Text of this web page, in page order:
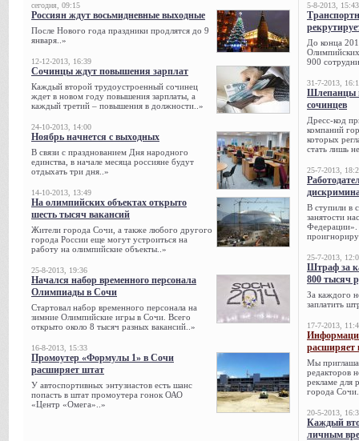
сегодня, 09:15
Россиян ждут восьмидневные выходные
После Нового года праздники продлятся до 9
января..»
12-12-2013, 16:39
Сочинцы ждут повышения зарплат
Каждый второй трудоустроенный сочинец
ждет в новом году повышения зарплаты, а
каждый третий – повышения в должности..»
24-10-2013, 14:00
Ноябрь начнется с выходных
В связи с празднованием Дня народного
единства, в начале месяца россияне будут
отдыхать три дня..»
14-10-2013, 13:49
На олимпийских объектах открыто
шесть тысяч вакансий
Жители города Сочи, а также любого другого
города России еще могут устроиться на
работу на олимпийские объекты..»
25-8-2013, 19:36
Начался набор временного персонала
Олимпиады в Сочи
Стартовал набор временного персонала на
зимние Олимпийские игры в Сочи. Всего
открыто около 8 тысяч разных вакансий..»
16-8-2013, 15:33
Промоутер «Формулы 1» в Сочи
расширяет штат
У автоспортивных энтузиастов есть шанс
попасть в штат промоутера гонок ОАО
«Центр «Омега»..»
5-8-2013, 15:43
До конца
900
31-7-2013,
Шлепанцы
сочинцев
Дресс-код
компаний
которых
стать лишь
25-7-2013,
В ступили в
занятости
Федерации».
25-7-2013,
Штраф за
800 тысяч
За каждого
заплатить
17-7-2013,
расширяет
Мы
редакторов
рекламе для
города
20-5-2013,
Каждый
личным